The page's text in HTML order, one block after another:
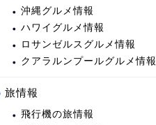
沖縄グルメ情報
ハワイグルメ情報
ロサンゼルスグルメ情報
クアラルンプールグルメ情報
旅情報
飛行機の旅情報